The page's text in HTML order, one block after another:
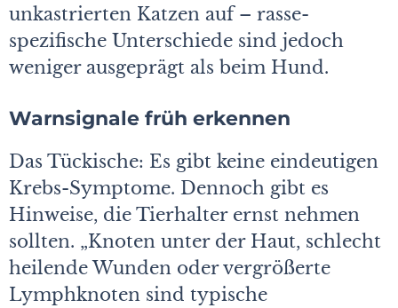
unkastrierten Katzen auf – rasse­
spezifische Unterschiede sind jedoch
weniger ausgeprägt als beim Hund.
Warnsignale früh erkennen
Das Tückische: Es gibt keine eindeutigen
Krebs-Symptome. Dennoch gibt es
Hinweise, die Tierhalter ernst nehmen
sollten. „Knoten unter der Haut, schlecht
heilende Wunden oder vergrößerte
Lymphknoten sind typische